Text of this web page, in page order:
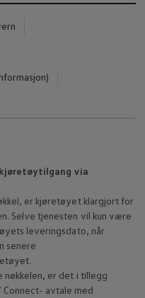
via
er kjøretøyet klargjort for
Selve tjenesten vil kun være
leveringsdato, når
senere
nøkkelen, er det i tillegg
Connect- avtale med